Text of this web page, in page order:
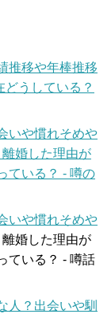
推移や年棒推移
うしている？
いや慣れそめや
婚した理由が
ている？ - 噂の
いや慣れそめや
婚した理由が
ている？ - 噂話
人？出会いや馴